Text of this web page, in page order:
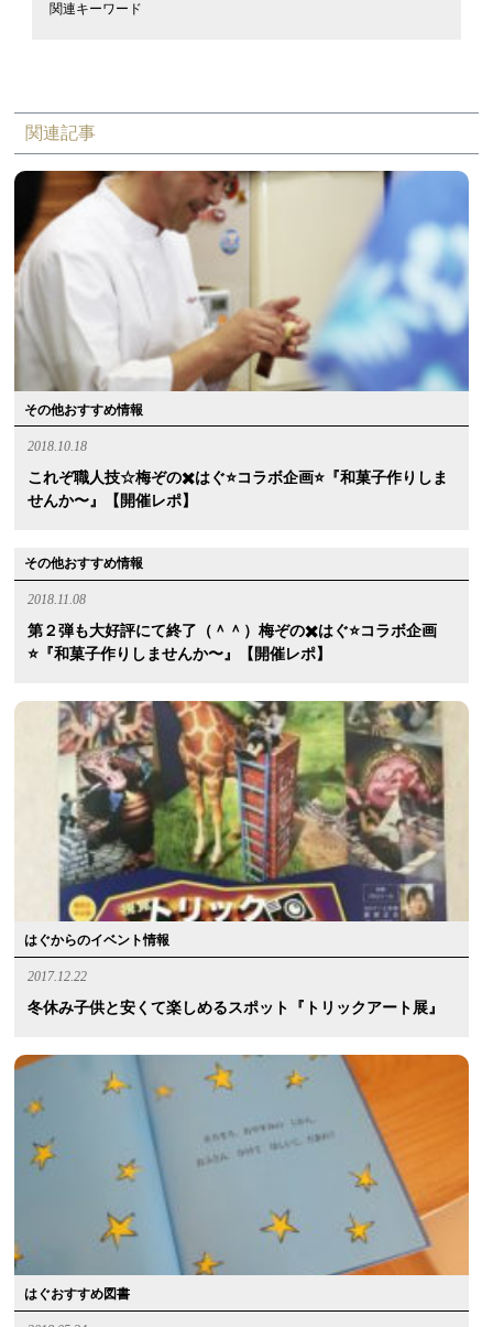
関連キーワード
関連記事
その他おすすめ情報
2018.10.18
これぞ職人技☆梅ぞの✖️はぐ⭐️コラボ企画⭐️『和菓子作りしま
せんか〜』【開催レポ】
その他おすすめ情報
2018.11.08
第２弾も大好評にて終了（＾＾）梅ぞの✖️はぐ⭐️コラボ企画
⭐️『和菓子作りしませんか〜』【開催レポ】
はぐからのイベント情報
2017.12.22
冬休み子供と安くて楽しめるスポット『トリックアート展』
はぐおすすめ図書